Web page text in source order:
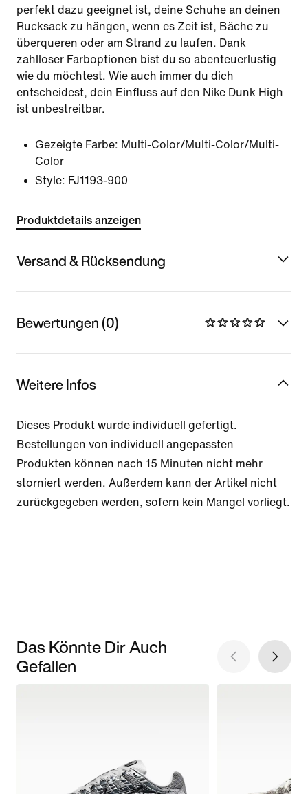
perfekt dazu geeignet ist, deine Schuhe an deinen
Rucksack zu hängen, wenn es Zeit ist, Bäche zu
überqueren oder am Strand zu laufen. Dank
zahlloser Farboptionen bist du so abenteuerlustig
wie du möchtest. Wie auch immer du dich
entscheidest, dein Einfluss auf den Nike Dunk High
ist unbestreitbar.
Gezeigte Farbe: Multi-Color/Multi-Color/Multi-
Color
Style: FJ1193-900
Produktdetails anzeigen
Versand & Rücksendung
Bewertungen (0)
Weitere Infos
Dieses Produkt wurde individuell gefertigt.
Bestellungen von individuell angepassten
Produkten können nach 15 Minuten nicht mehr
storniert werden. Außerdem kann der Artikel nicht
zurückgegeben werden, sofern kein Mangel vorliegt.
Das Könnte Dir Auch
Gefallen